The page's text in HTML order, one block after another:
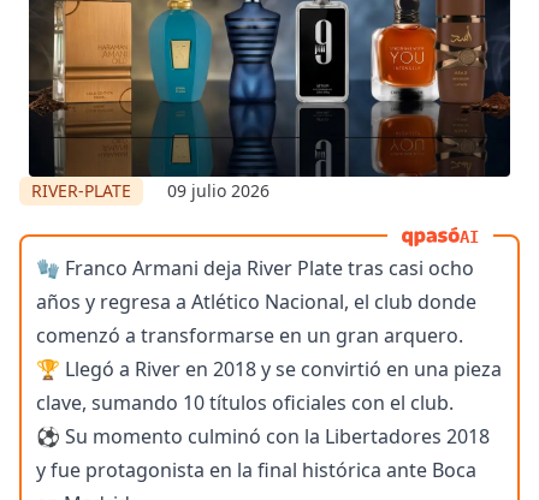
RIVER-PLATE 09 julio 2026
AI
🧤 Franco Armani deja River Plate tras casi ocho
años y regresa a Atlético Nacional, el club donde
comenzó a transformarse en un gran arquero.
🏆 Llegó a River en 2018 y se convirtió en una pieza
clave, sumando 10 títulos oficiales con el club.
⚽ Su momento culminó con la Libertadores 2018
y fue protagonista en la final histórica ante Boca